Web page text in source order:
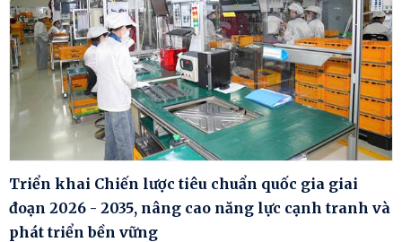
Triển khai Chiến lược tiêu chuẩn quốc gia giai
đoạn 2026 - 2035, nâng cao năng lực cạnh tranh và
phát triển bền vững